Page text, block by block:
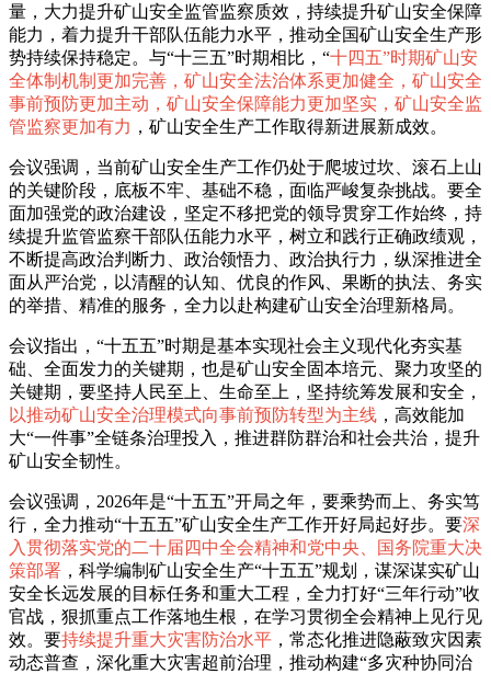
量，大力提升矿山安全监管监察质效，持续提升矿山安全保障
能力，着力提升干部队伍能力水平，推动全国矿山安全生产形
势持续保持稳定。与“十三五”时期相比，“十四五”时期矿山安
全体制机制更加完善，矿山安全法治体系更加健全，矿山安全
事前预防更加主动，矿山安全保障能力更加坚实，矿山安全监
管监察更加有力 ，矿山安全生产工作取得新进展新成效。
会议强调，当前矿山安全生产工作仍处于爬坡过坎、滚石上山
的关键阶段，底板不牢、基础不稳，面临严峻复杂挑战。要全
面加强党的政治建设，坚定不移把党的领导贯穿工作始终，持
续提升监管监察干部队伍能力水平，树立和践行正确政绩观，
不断提高政治判断力、政治领悟力、政治执行力，纵深推进全
面从严治党，以清醒的认知、优良的作风、果断的执法、务实
的举措、精准的服务，全力以赴构建矿山安全治理新格局。
会议指出，“十五五”时期是基本实现社会主义现代化夯实基
础、全面发力的关键期，也是矿山安全固本培元、聚力攻坚的
关键期，要坚持人民至上、生命至上，坚持统筹发展和安全，
以推动矿山安全治理模式向事前预防转型为主线 ，高效能加
大“一件事”全链条治理投入，推进群防群治和社会共治，提升
矿山安全韧性。
会议强调，2026年是“十五五”开局之年，要乘势而上、务实笃
行，全力推动“十五五”矿山安全生产工作开好局起好步。要深
入贯彻落实党的二十届四中全会精神和党中央、国务院重大决
策部署 ，科学编制矿山安全生产“十五五”规划，谋深谋实矿山
安全长远发展的目标任务和重大工程，全力打好“三年行动”收
官战，狠抓重点工作落地生根，在学习贯彻全会精神上见行见
效。要持续提升重大灾害防治水平 ，常态化推进隐蔽致灾因素
动态普查，深化重大灾害超前治理，推动构建“多灾种协同治